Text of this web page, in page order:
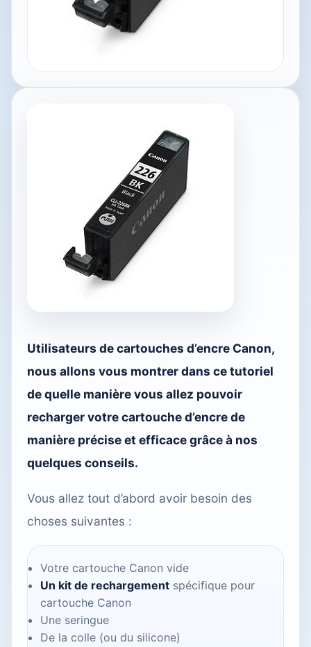
Utilisateurs de cartouches d’encre Canon,
nous allons vous montrer dans ce tutoriel
de quelle manière vous allez pouvoir
recharger votre cartouche d’encre de
manière précise et efficace grâce à nos
quelques conseils.
Vous allez tout d’abord avoir besoin des
choses suivantes :
Votre cartouche Canon vide
Un kit de rechargement spécifique pour
cartouche Canon
Une seringue
De la colle (ou du silicone)